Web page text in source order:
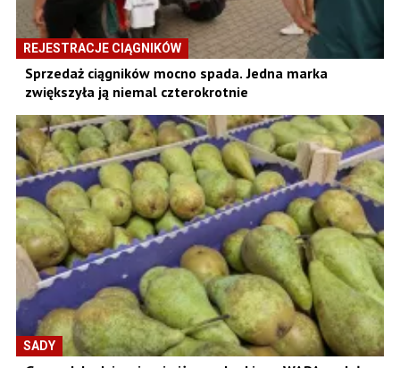
REJESTRACJE CIĄGNIKÓW
Sprzedaż ciągników mocno spada. Jedna marka
zwiększyła ją niemal czterokrotnie
SADY